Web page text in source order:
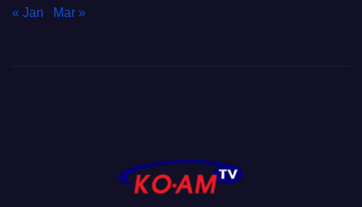
« Jan Mar »